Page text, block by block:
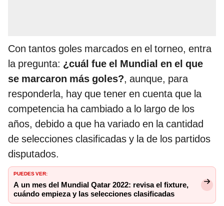
Con tantos goles marcados en el torneo, entra
la pregunta: ¿cuál fue el Mundial en el que
se marcaron más goles?, aunque, para
responderla, hay que tener en cuenta que la
competencia ha cambiado a lo largo de los
años, debido a que ha variado en la cantidad
de selecciones clasificadas y la de los partidos
disputados.
PUEDES VER:
A un mes del Mundial Qatar 2022: revisa el fixture,
cuándo empieza y las selecciones clasificadas